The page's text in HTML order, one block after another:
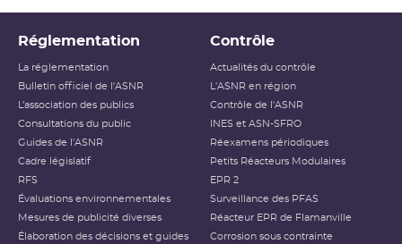
Réglementation
La réglementation
Bulletin officiel de l'ASNR
L’association des publics
Consultations du public
Guides de l'ASNR
Cadre législatif
RFS
Évaluations environnementales
Mesures de publicité diverses
Élaboration des décisions et guides
Contrôle
Actualités du contrôle
L'ASNR en région
Contrôle de l'ASNR
INES et ASN-SFRO
Réexamens périodiques
Petits Réacteurs Modulaires
EPR 2
Surveillance des PFAS
Réacteur EPR de Flamanville
Corrosion sous contrainte